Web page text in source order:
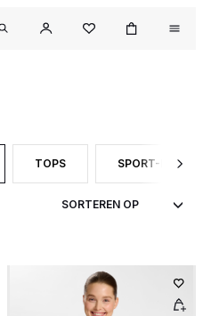
MOMENTEEL GEFILTERD OP
TOPS
FILTER OP PRODUCTTYPE:
SPORT-BH’S
FILTER OP